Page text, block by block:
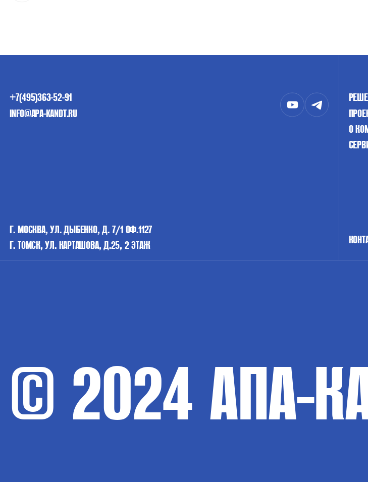
+7(495)363-52-91
INFO@APA-KANDT.RU
Г. МОСКВА, УЛ. ДЫБЕНКО, Д. 7/1 ОФ.1127
Г. ТОМСК, УЛ. КАРТАШОВА, Д.25, 2 ЭТАЖ
О
© 2024АПА-